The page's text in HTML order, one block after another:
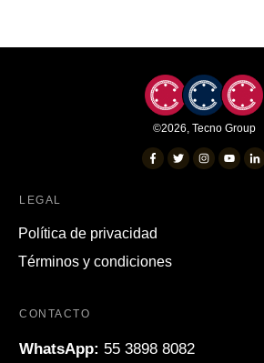
©2026, Tecno Group
LEGAL
Política de privacidad
Términos y condiciones
CONTACTO
WhatsApp: 55 3898 8082